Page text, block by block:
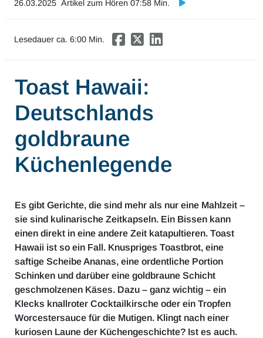
Essen & Konsum
Freizeit & Reisen
Audioformate
Investor Relations
26.03.2025 Artikel zum Hören 07:58 Min.
Lesedauer ca. 6:00 Min.
Toast Hawaii:
Deutschlands
goldbraune
Küchenlegende
Es gibt Gerichte, die sind mehr als nur eine Mahlzeit –
sie sind kulinarische Zeitkapseln. Ein Bissen kann
einen direkt in eine andere Zeit katapultieren. Toast
Hawaii ist so ein Fall. Knuspriges Toastbrot, eine
saftige Scheibe Ananas, eine ordentliche Portion
Schinken und darüber eine goldbraune Schicht
geschmolzenen Käses. Dazu – ganz wichtig – ein
Klecks knallroter Cocktailkirsche oder ein Tropfen
Worcestersauce für die Mutigen. Klingt nach einer
kuriosen Laune der Küchengeschichte? Ist es auch.